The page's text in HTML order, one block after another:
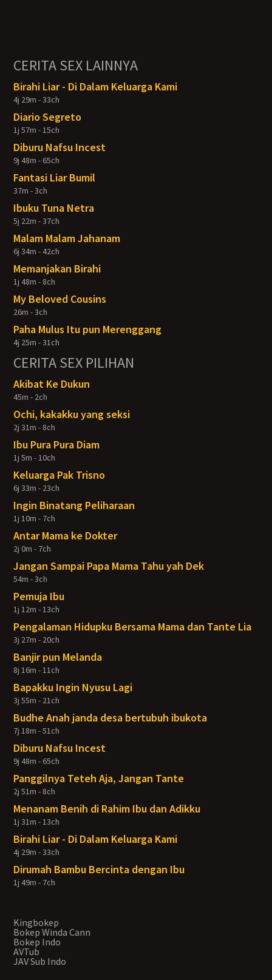
CERITA SEX LAINNYA
Birahi Liar - Di Dalam Keluarga Kami
4j 29m - 33ch
Diario Segreto
1j 57m - 15ch
Diburu Nafsu Incest
9j 48m - 65ch
Fantasi Liar Bumil
37m - 3ch
Ibuku Tuna Netra
5j 22m - 37ch
Malam Malam Jahanam
6j 34m - 42ch
Memanjakan Birahi
1j 48m - 8ch
My Beloved Cousins
26m - 3ch
Paha Mulus Itu pun Merenggang
4j 25m - 31ch
CERITA SEX PILIHAN
Akibat Ke Dukun
45m - 2ch
Ochi, kakakku yang seksi
2j 31m - 8ch
Ibu Pura Pura Diam
1j 5m - 10ch
Keluarga Pak Trisno
6j 33m - 23ch
Ingin Binatang Peliharaan
1j 10m - 7ch
Antar Mama ke Dokter
2j 0m - 7ch
Jangan Sampai Papa Mama Tahu yah Dek
54m - 3ch
Pemuja Ibu
1j 12m - 13ch
Pengalaman Hidupku Bersama Mama dan Tante Lia
3j 27m - 20ch
Banjir pun Melanda
8j 16m - 11ch
Bapakku Ingin Nyusu Lagi
3j 55m - 21ch
Budhe Anah janda desa bertubuh ibukota
7j 18m - 51ch
Diburu Nafsu Incest
9j 48m - 65ch
Panggilnya Teteh Aja, Jangan Tante
2j 51m - 8ch
Menanam Benih di Rahim Ibu dan Adikku
1j 31m - 13ch
Birahi Liar - Di Dalam Keluarga Kami
4j 29m - 33ch
Dirumah Bambu Bercinta dengan Ibu
1j 49m - 7ch
Kingbokep
Bokep Winda Cann
Bokep Indo
AVTub
JAV Sub Indo